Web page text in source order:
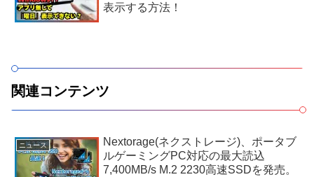
表示する方法！
関連コンテンツ
ニュース
Nextorage(ネクストレージ)、ポータブ
ルゲーミングPC対応の最大読込
7,400MB/s M.2 2230高速SSDを発売。